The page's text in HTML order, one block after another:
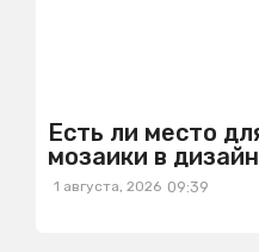
Есть ли место
мозаики в
1 августа, 2026 09:39